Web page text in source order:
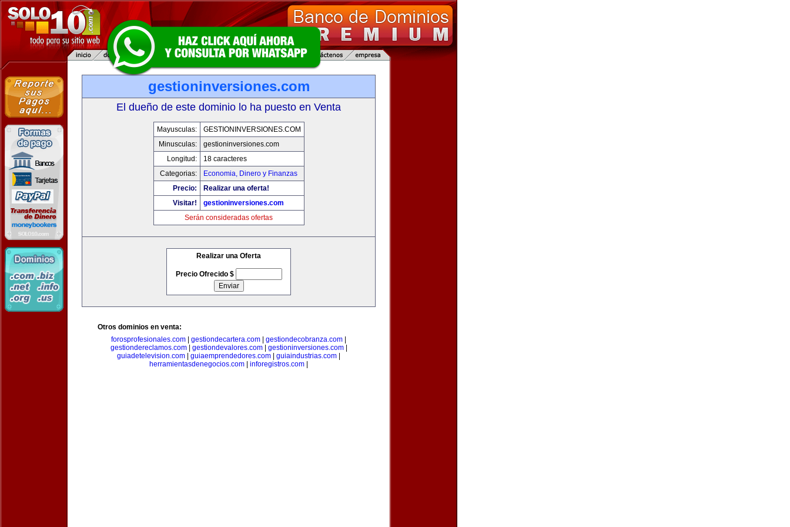
gestioninversiones.com
El dueño de este dominio lo ha puesto en Venta
Mayusculas:
GESTIONINVERSIONES.COM
Minusculas:
gestioninversiones.com
Longitud:
18 caracteres
Categorias:
Economia, Dinero y Finanzas
Precio:
Realizar una oferta!
Visitar!
gestioninversiones.com
Serán consideradas ofertas
Realizar una Oferta
Precio Ofrecido $
Otros dominios en venta:
forosprofesionales.com
gestiondecartera.com gestiondecobranza.com
gestiondereclamos.com| gestiondevalores.com| gestioninversiones.com|
guiadetelevision.com
guiaemprendedores.com guiaindustrias.com
herramientasdenegocios.com
inforegistros.com